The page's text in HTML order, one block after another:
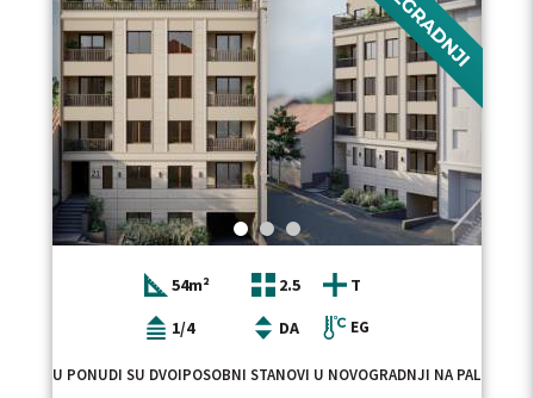
54m² 2.5
T
1/4
DA EG
U PONUDI SU DVOIPOSOBNI STANOVI U NOVOGRADNJI NA PALILULI,